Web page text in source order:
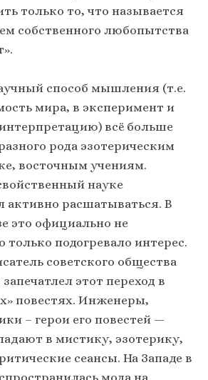
только то, что называется
собственного любопытства
способ мышления (т.е.
мира, в эксперимент и
всё больше
рода эзотерическим
восточным учениям.
науке
активно расшатываться. В
это официально не
только подогревало интерес.
советского общества
этот переход в
повестях. Инженеры,
– герои его повестей —
в мистику, эзотерику,
сеансы. На Западе в